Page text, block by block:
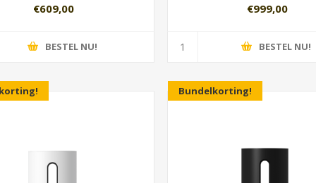
€609,00
BESTEL NU!
€999,00
BESTEL NU!
Bundelkorting!